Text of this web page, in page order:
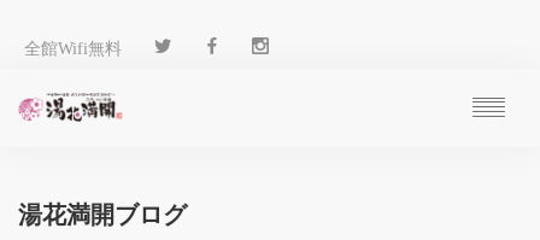
全館Wifi無料
過ごし方
客 室
湯花満開ブログ